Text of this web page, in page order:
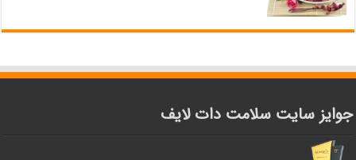
جوایز سایت سلامت دات لایف